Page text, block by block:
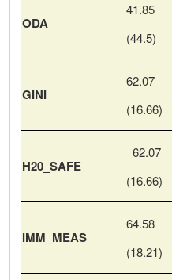
ODA
41.85
(44.5)
GINI
62.07
(16.66)
H20_SAFE
62.07
(16.66)
IMM_MEAS
64.58
(18.21)